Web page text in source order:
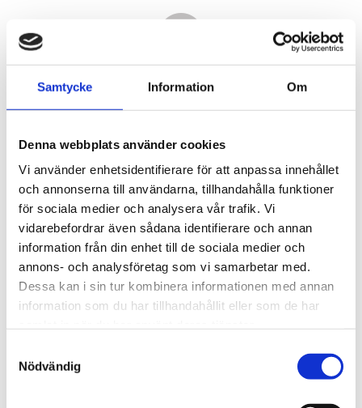
Samtycke Information Om
Denna webbplats använder cookies
Vi använder enhetsidentifierare för att anpassa innehållet
och annonserna till användarna, tillhandahålla funktioner
för sociala medier och analysera vår trafik. Vi
vidarebefordrar även sådana identifierare och annan
information från din enhet till de sociala medier och
annons- och analysföretag som vi samarbetar med.
Dessa kan i sin tur kombinera informationen med annan
information som du har tillhandahållit eller som de har
Nödvändig
21 360,00KR
Antal